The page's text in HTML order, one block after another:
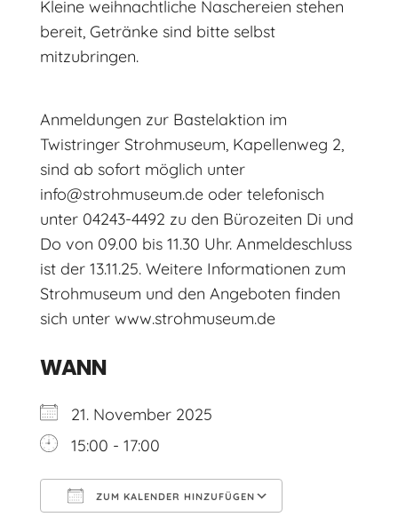
Kleine weihnachtliche Naschereien stehen
bereit, Getränke sind bitte selbst
mitzubringen.
Anmeldungen zur Bastelaktion im
Twistringer Strohmuseum, Kapellenweg 2,
sind ab sofort möglich unter
info@strohmuseum.de oder telefonisch
unter 04243-4492 zu den Bürozeiten Di und
Do von 09.00 bis 11.30 Uhr. Anmeldeschluss
ist der 13.11.25. Weitere Informationen zum
Strohmuseum und den Angeboten finden
sich unter www.strohmuseum.de
WANN
21. November 2025
15:00 - 17:00
ZUM KALENDER HINZUFÜGEN